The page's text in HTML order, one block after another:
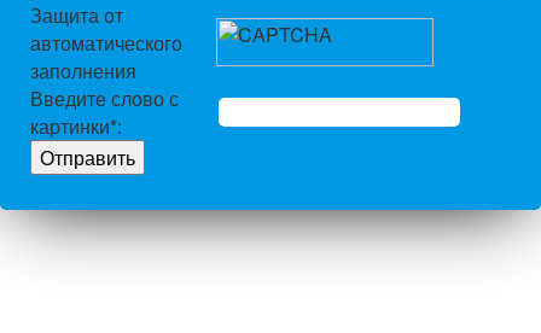
Защита от
автоматического
заполнения
Введите слово с
картинки*: